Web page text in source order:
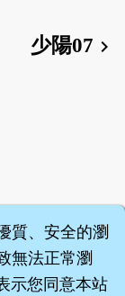
少陽07 chevron_right
質、安全的瀏
無法正常瀏
示您同意本站